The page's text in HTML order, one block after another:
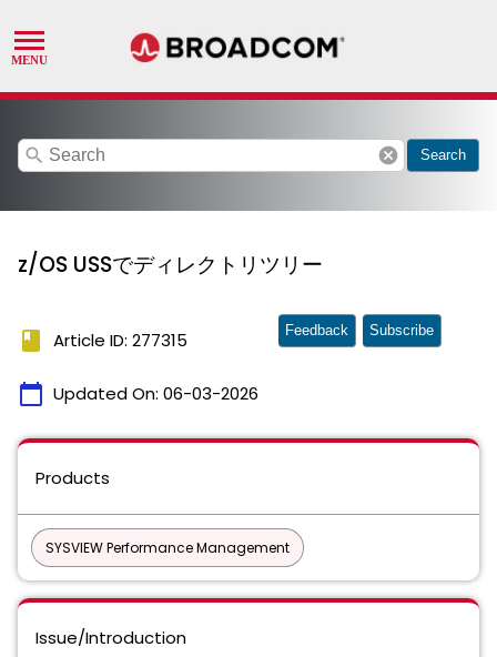
search cancel Search
z/OS USSでディレクトリツリー
book Article ID: 277315
calendar_today Updated On: 06-03-2026
Feedback Subscribe
Products
SYSVIEW Performance Management
Issue/Introduction